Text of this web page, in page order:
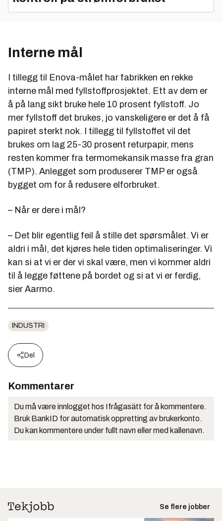
Interne mål
I tillegg til Enova-målet har fabrikken en rekke
interne mål med fyllstoffprosjektet. Ett av dem er
å på lang sikt bruke hele 10 prosent fyllstoff. Jo
mer fyllstoff det brukes, jo vanskeligere er det å få
papiret sterkt nok. I tillegg til fyllstoffet vil det
brukes om lag 25-30 prosent returpapir, mens
resten kommer fra termomekansik masse fra gran
(TMP). Anlegget som produserer TMP er også
bygget om for å redusere elforbruket.
– Når er dere i mål?
– Det blir egentlig feil å stille det spørsmålet. Vi er
aldri i mål, det kjøres hele tiden optimaliseringer. Vi
kan si at vi er der vi skal være, men vi kommer aldri
til å legge føttene på bordet og si at vi er ferdig,
sier Aarmo.
INDUSTRI
Del
Kommentarer
Du må være innlogget hos Ifrågasätt for å kommentere.
Bruk BankID for automatisk oppretting av brukerkonto.
Du kan kommentere under fullt navn eller med kallenavn.
Se flere jobber